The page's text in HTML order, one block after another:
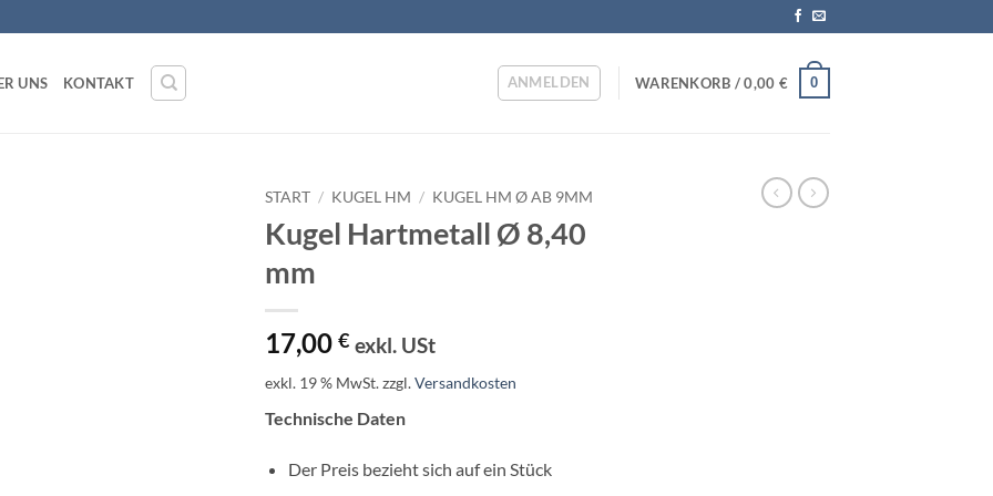
UNS KONTAKT ANMELDEN WARENKORB /0,00 € 0
START / KUGEL HM / KUGEL HM Ø AB 9MM
Kugel Hartmetall Ø 8,40
mm
17,00 € exkl. USt
exkl. 19 % MwSt.zzgl.Versandkosten
Technische Daten
Der Preis bezieht sich auf ein Stück